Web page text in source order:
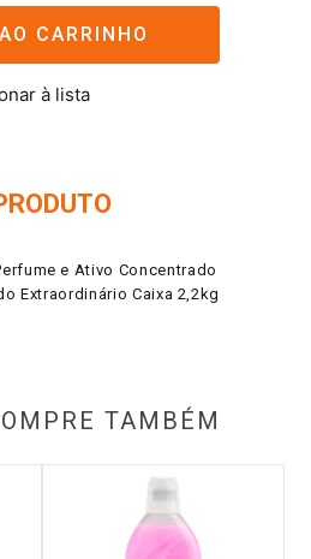
CARRINHO
e Ativo Concentrado
Extraordinário Caixa 2,2kg
TAMBÉM